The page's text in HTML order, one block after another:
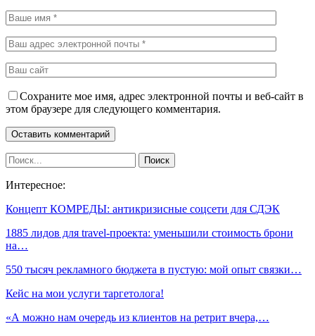
Сохраните мое имя, адрес электронной почты и веб-сайт в
этом браузере для следующего комментария.
Интересное:
Концепт КОМРЕДЫ: антикризисные соцсети для СДЭК
1885 лидов для travel-проекта: уменьшили стоимость брони
на…
550 тысяч рекламного бюджета в пустую: мой опыт связки…
Кейс на мои услуги таргетолога!
«А можно нам очередь из клиентов на ретрит вчера,…